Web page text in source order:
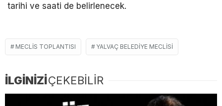
tarihi ve saati de belirlenecek.
MECLIS TOPLANTISI YALVAÇ BELEDIYE MECLISI
İLGİNİZİÇEKEBİLİR